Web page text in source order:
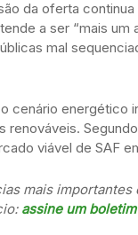
da oferta
a ser “mais
mal
cenário energético
viável de SAF
mais
assine um